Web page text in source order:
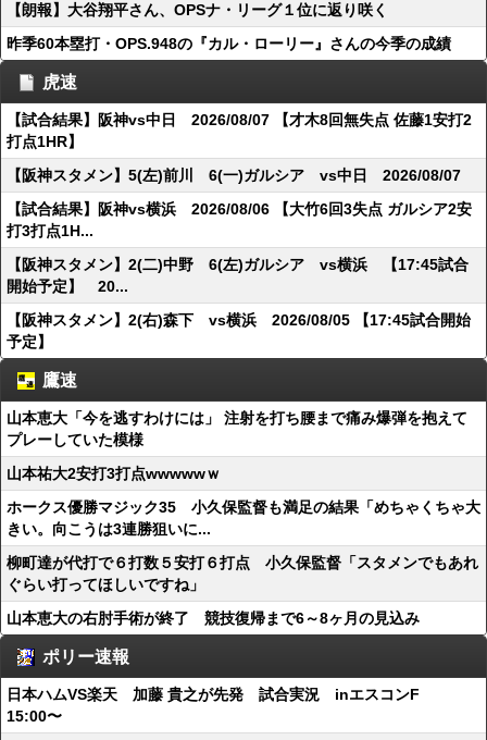
【朗報】大谷翔平さん、OPSナ・リーグ１位に返り咲く
昨季60本塁打・OPS.948の『カル・ローリー』さんの今季の成績
虎速
【試合結果】阪神vs中日 2026/08/07 【才木8回無失点 佐藤1安打2
打点1HR】
【阪神スタメン】5(左)前川 6(一)ガルシア vs中日 2026/08/07
【試合結果】阪神vs横浜 2026/08/06 【大竹6回3失点 ガルシア2安
打3打点1H...
【阪神スタメン】2(二)中野 6(左)ガルシア vs横浜 【17:45試合
開始予定】 20...
【阪神スタメン】2(右)森下 vs横浜 2026/08/05 【17:45試合開始
予定】
鷹速
山本恵大「今を逃すわけには」 注射を打ち腰まで痛み爆弾を抱えて
プレーしていた模様
山本祐大2安打3打点wwwwwｗ
ホークス優勝マジック35 小久保監督も満足の結果「めちゃくちゃ大
きい。向こうは3連勝狙いに...
柳町達が代打で６打数５安打６打点 小久保監督「スタメンでもあれ
ぐらい打ってほしいですね」
山本恵大の右肘手術が終了 競技復帰まで6～8ヶ月の見込み
ポリー速報
日本ハムVS楽天 加藤 貴之が先発 試合実況 inエスコンF
15:00〜